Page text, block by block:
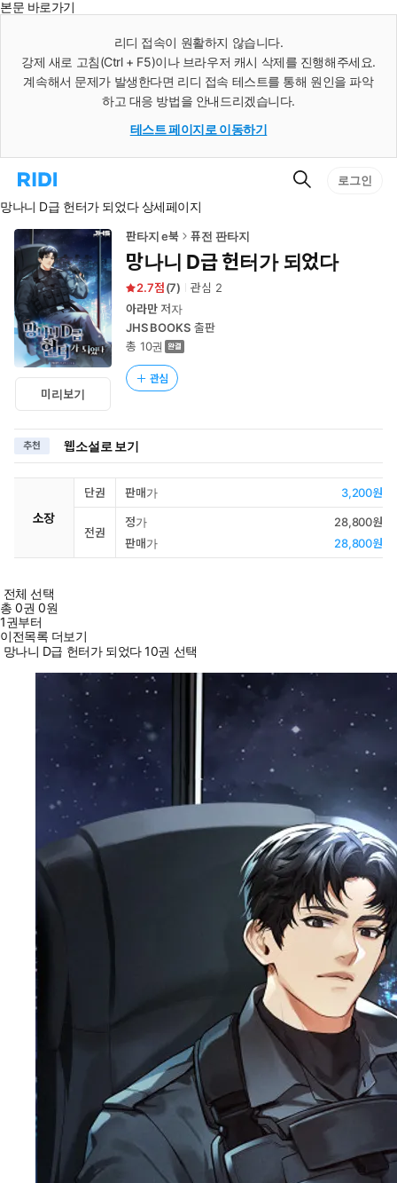
본문 바로가기
리디 접속이 원활하지 않습니다.
강제 새로 고침(Ctrl + F5)이나 브라우저 캐시 삭제를 진행해주세요.
계속해서 문제가 발생한다면 리디 접속 테스트를 통해 원인을 파악
하고 대응 방법을 안내드리겠습니다.
테스트 페이지로 이동하기
리
홈
로
이
검
로그인
망나니 D급 헌터가 되었다 상세페이지
미리보기
판타지 e북 퓨전 판타지
망나니 D급 헌터가 되었다
2.7 (7) 관심 2
아라만저자
JHS BOOKS출판
총 10권
관심
추천 웹소설로 보기
소장
단권 판매가 3,200원
전권
정가
28,800원
판매가
28,800원
전체 선택
총0권 0원
1권부터
이전목록 더보기
망나니 D급 헌터가 되었다 10권 선택